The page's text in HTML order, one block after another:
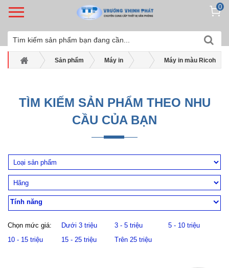
0
Sản phẩm Máy in Máy in màu Ricoh
TÌM KIẾM SẢN PHẨM THEO NHU
CẦU CỦA BẠN
Tính năng
Chọn mức giá: Dưới 3 triệu 3 - 5 triệu
5 - 10 triệu
10 - 15 triệu
15 - 25 triệu Trên 25 triệu